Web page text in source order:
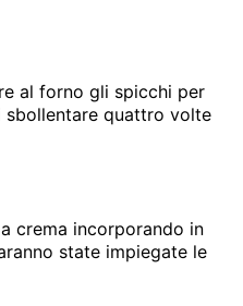
al forno gli spicchi per
sbollentare quattro volte
crema incorporando in
state impiegate le